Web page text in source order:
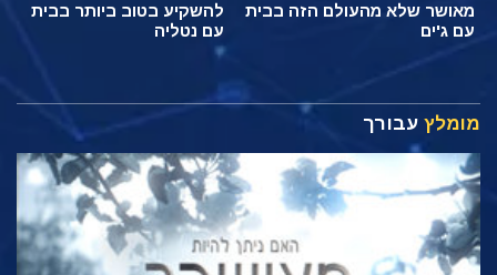
מאושר שלא מהעולם הזה בבית
עם ג'ים
להשקיע בטוב ביותר בבית
עם נטליה
מומלץ עבורך